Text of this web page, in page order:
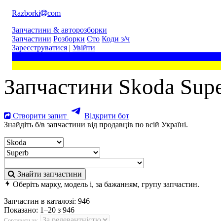
Razborki
com
Запчастини & авторозборки
Запчастини Розборки Сто Коди з/ч
Зареєструватися | Увійти
Запчастини Skoda
Створити запит
Відкрити бот
Знайдіть б/в запчастини від продавців по всій Україні.
Знайти запчастини
Оберіть марку, модель і, за бажанням, групу запчастин.
Запчастин в каталозі: 946
Показано: 1–20 з 946